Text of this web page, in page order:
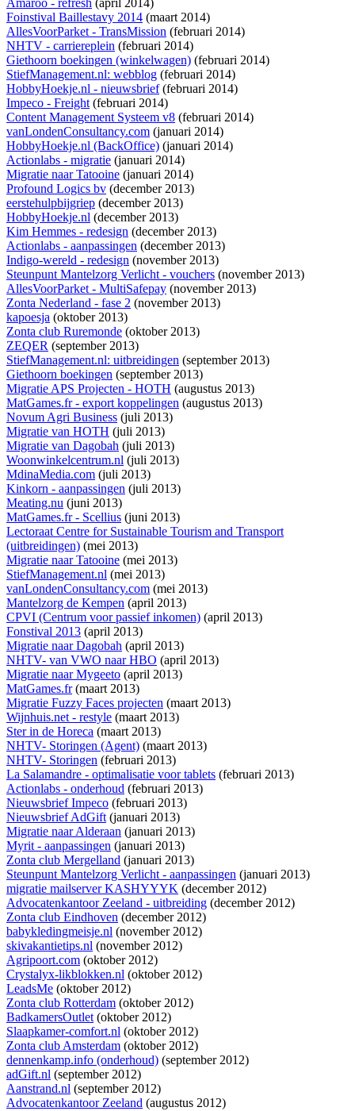
Amaroo - refresh (april 2014)
Foinstival Baillestavy 2014 (maart 2014)
AllesVoorParket - TransMission (februari 2014)
NHTV - carriereplein (februari 2014)
Giethoorn boekingen (winkelwagen) (februari 2014)
StiefManagement.nl: webblog (februari 2014)
HobbyHoekje.nl - nieuwsbrief(februari 2014)
Impeco - Freight(februari 2014)
Content Management Systeem v8 (februari 2014)
vanLondenConsultancy.com (januari 2014)
HobbyHoekje.nl (BackOffice) (januari 2014)
Actionlabs - migratie (januari 2014)
Migratie naar Tatooine (januari 2014)
Profound Logics bv (december 2013)
eerstehulpbijgriep (december 2013)
HobbyHoekje.nl (december 2013)
Kim Hemmes - redesign (december 2013)
Actionlabs - aanpassingen (december 2013)
Indigo-wereld - redesign (november 2013)
Steunpunt Mantelzorg Verlicht - vouchers (november 2013)
AllesVoorParket - MultiSafepay (november 2013)
Zonta Nederland - fase 2 (november 2013)
kapoesja (oktober 2013)
Zonta club Ruremonde (oktober 2013)
ZEQER (september 2013)
StiefManagement.nl: uitbreidingen (september 2013)
Giethoorn boekingen (september 2013)
Migratie APS Projecten - HOTH (augustus 2013)
MatGames.fr - export koppelingen (augustus 2013)
Novum Agri Business (juli 2013)
Migratie van HOTH (juli 2013)
Migratie van Dagobah (juli 2013)
Woonwinkelcentrum.nl (juli 2013)
MdinaMedia.com (juli 2013)
Kinkorn - aanpassingen (juli 2013)
Meating.nu (juni 2013)
MatGames.fr - Scellius (juni 2013)
Lectoraat Centre for Sustainable Tourism and Transport
(uitbreidingen) (mei 2013)
Migratie naar Tatooine (mei 2013)
StiefManagement.nl (mei 2013)
vanLondenConsultancy.com (mei 2013)
Mantelzorg de Kempen (april 2013)
CPVI (Centrum voor passief inkomen) (april 2013)
Fonstival 2013 (april 2013)
Migratie naar Dagobah (april 2013)
NHTV- van VWO naar HBO (april 2013)
Migratie naar Mygeeto (april 2013)
MatGames.fr(maart 2013)
Migratie Fuzzy Faces projecten (maart 2013)
Wijnhuis.net - restyle (maart 2013)
Ster in de Horeca (maart 2013)
NHTV- Storingen (Agent) (maart 2013)
NHTV- Storingen (februari 2013)
La Salamandre - optimalisatie voor tablets (februari 2013)
Actionlabs - onderhoud (februari 2013)
Nieuwsbrief Impeco (februari 2013)
Nieuwsbrief AdGift(januari 2013)
Migratie naar Alderaan (januari 2013)
Myrit - aanpassingen (januari 2013)
Zonta club Mergelland (januari 2013)
Steunpunt Mantelzorg Verlicht - aanpassingen (januari 2013)
migratie mailserver KASHYYYK (december 2012)
Advocatenkantoor Zeeland - uitbreiding (december 2012)
Zonta club Eindhoven (december 2012)
babykledingmeisje.nl (november 2012)
skivakantietips.nl (november 2012)
Agripoort.com (oktober 2012)
Crystalyx-likblokken.nl (oktober 2012)
LeadsMe (oktober 2012)
Zonta club Rotterdam (oktober 2012)
BadkamersOutlet(oktober 2012)
Slaapkamer-comfort.nl (oktober 2012)
Zonta club Amsterdam (oktober 2012)
dennenkamp.info (onderhoud) (september 2012)
adGift.nl (september 2012)
Aanstrand.nl (september 2012)
Advocatenkantoor Zeeland (augustus 2012)